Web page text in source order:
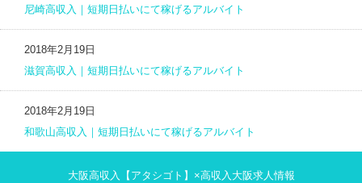
尼崎高収入｜短期日払いにて稼げるアルバイト
2018年2月19日
滋賀高収入｜短期日払いにて稼げるアルバイト
2018年2月19日
和歌山高収入｜短期日払いにて稼げるアルバイト
大阪高収入【アタシゴト】×高収入大阪求人情報